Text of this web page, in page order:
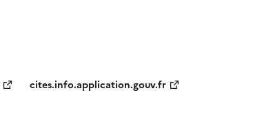
cites.info.application.gouv.fr